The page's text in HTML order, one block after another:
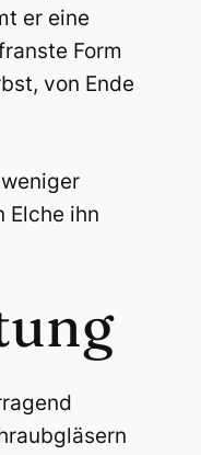
er eine
Form
von Ende
Elche ihn